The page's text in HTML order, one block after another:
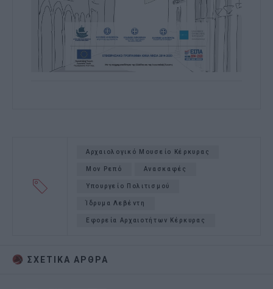
Αρχαιολογικό Μουσείο Κέρκυρας
Μον Ρεπό Ανασκαφές
Υπουργείο Πολιτισμού
Ίδρυμα Λεβέντη
Εφορεία Αρχαιοτήτων Κέρκυρας
ΣΧΕΤΙΚA AΡΘΡΑ